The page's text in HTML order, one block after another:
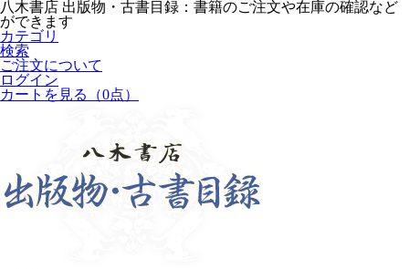
八木書店 出版物・古書目録：書籍のご注文や在庫の確認など
ができます
カテゴリ
検索
ご注文について
ログイン
カートを見る
（0点）